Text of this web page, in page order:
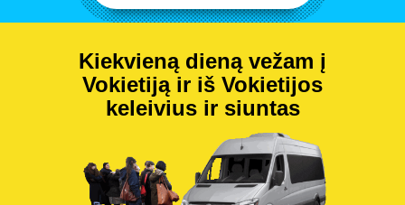
Kiekvieną dieną vežam į
Vokietiją ir iš Vokietijos
keleivius ir siuntas